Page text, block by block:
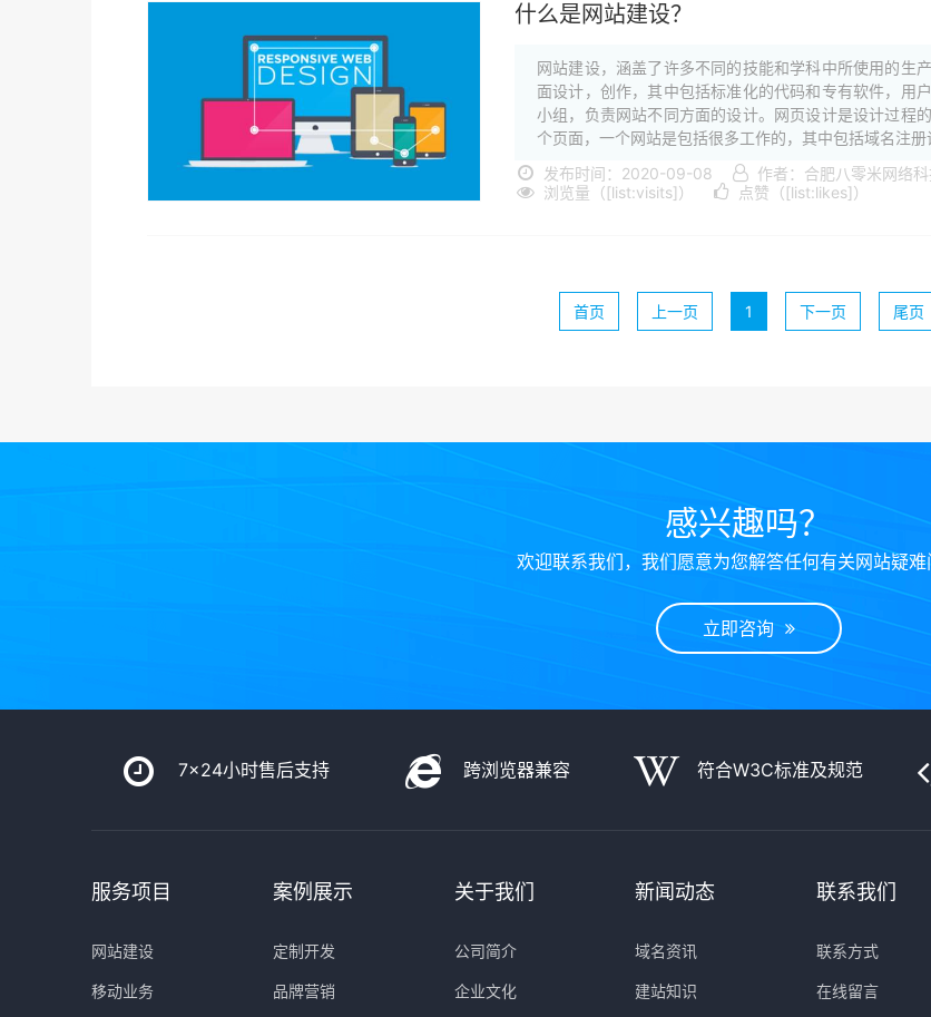
什么是网站建设？
网站建设，涵盖了许多不同的技能和学科中所使用的生
面设计，创作，其中包括标准化的代码和专有软件，用
小组，负责网站不同方面的设计。网页设计是设计过程
个页面，一个网站是包括很多工作的，其中包括域名注册
发布时间：2020-09-08
作者：合肥八零米网络
浏览量（[list:visits]）
点赞（[list:likes]）
首页 上一页 1 下一页 尾页
感兴趣吗？
欢迎联系我们，我们愿意为您解答任何有关网站疑难
立即咨询
7x24小时售后支持 跨浏览器兼容 符合W3C标准及规范
服务项目
网站建设
移动业务
案例展示
定制开发
品牌营销
关于我们
公司简介
企业文化
新闻动态
域名资讯
建站知识
联系我们
联系方式
在线留言